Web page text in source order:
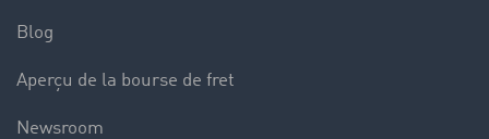
Blog
Aperçu de la bourse de fret
Newsroom